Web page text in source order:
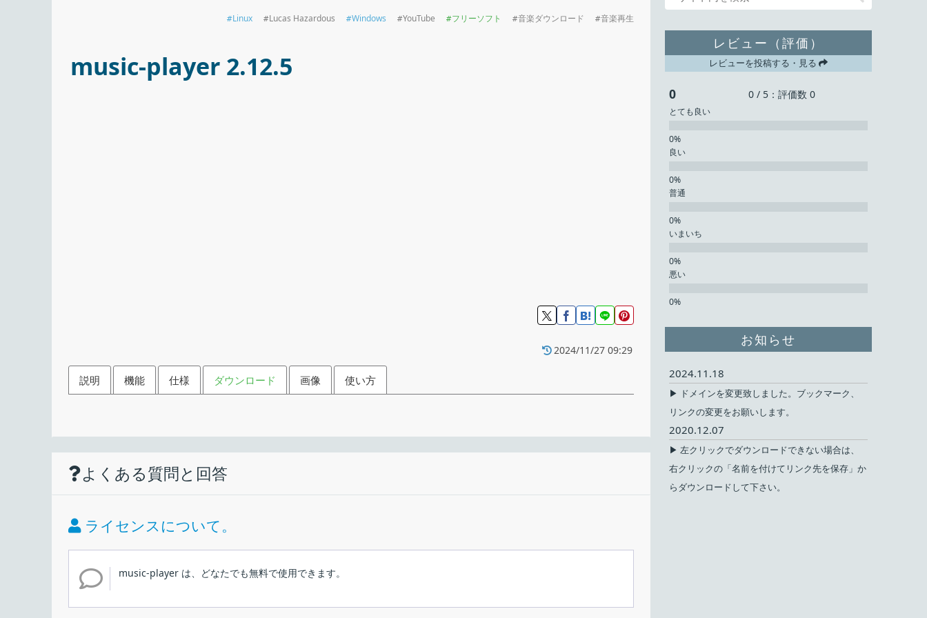
Linux Lucas Hazardous Windows YouTube フリーソフト 音楽ダウンロード 音楽再生
music-player 2.12.5
2024/11/27 09:29
説明 機能 仕様 ダウンロード 画像 使い方
YouTube Music の音楽をダウンロードして再生できるプレーヤー
YouTube Music の音楽をローカルにダウンロードして再生することができる Windows および Linux 向けのシンプルな音
YouTube Music の曲をダウンロードして再生できます
1.5 倍速再生、ループ再生
価格：
メーカー：
使用言語： 英語
インストール
よくある質問と回答
ライセンスについて。
music-player は、どなたでも無料で使用できます。
レビュー（評価）
レビューを投稿する・見る
0 0 / 5：評価数 0
とても良い
良い
普通
いまいち
悪い
お知らせ
2024.11.18
▶ ドメインを変更致しました。ブックマーク、
リンクの変更をお願いします。
2020.12.07
▶ 左クリックでダウンロードできない場合は、
右クリックの「名前を付けてリンク先を保存」か
らダウンロードして下さい。